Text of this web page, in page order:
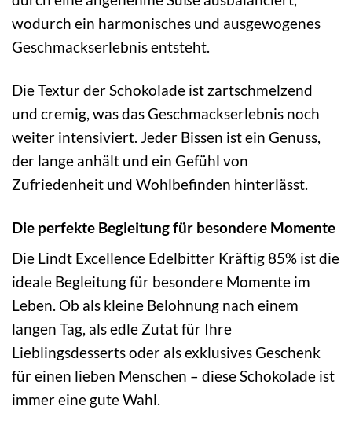
wodurch ein harmonisches und ausgewogenes
Geschmackserlebnis entsteht.
Die Textur der Schokolade ist zartschmelzend
und cremig, was das Geschmackserlebnis noch
weiter intensiviert. Jeder Bissen ist ein Genuss,
der lange anhält und ein Gefühl von
Zufriedenheit und Wohlbefinden hinterlässt.
Die perfekte Begleitung für besondere Momente
Die Lindt Excellence Edelbitter Kräftig 85% ist die
ideale Begleitung für besondere Momente im
Leben. Ob als kleine Belohnung nach einem
langen Tag, als edle Zutat für Ihre
Lieblingsdesserts oder als exklusives Geschenk
für einen lieben Menschen – diese Schokolade ist
immer eine gute Wahl.